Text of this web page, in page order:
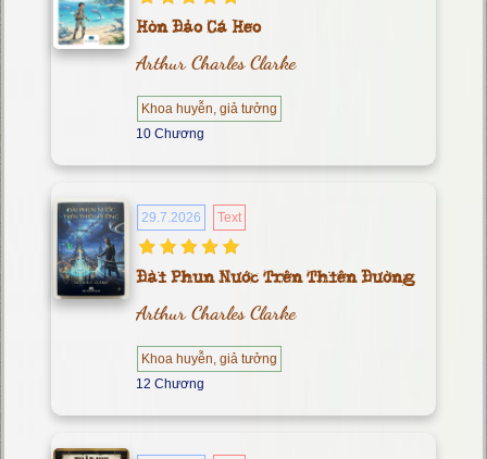
Hòn Đảo Cá Heo
Arthur Charles Clarke
Khoa huyễn, giả tưởng
10 Chương
29.7.2026 Text
Đài Phun Nước Trên Thiên Đường
Arthur Charles Clarke
Khoa huyễn, giả tưởng
12 Chương